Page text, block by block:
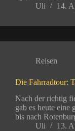
Uli
14.
Reisen
Die Fahrradtour:
Nach der richtig
gab es heute eine
bis nach
Uli
13.